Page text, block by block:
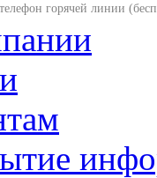
горячей линии